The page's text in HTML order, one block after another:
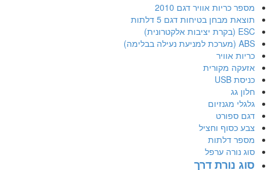
מספר כריות אוויר דגם 2010
תוצאת מבחן בטיחות דגם 5 דלתות
ESC (בקרת יציבות אלקטרונית)
ABS (מערכת למניעת נעילה בבלימה)
כריות אוויר
אזעקה מקורית
כניסת USB
חלון גג
גלגלי מגנזיום
דגם ספורט
צבע כסוף וחציל
מספר דלתות
סוג נורה ערפל
סוג נורת דרך